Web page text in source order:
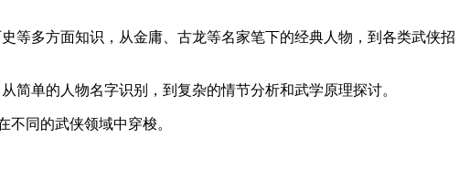
等多方面知识，从金庸、古龙等名家笔下的经典人物，到各类武侠招
单的人物名字识别，到复杂的情节分析和武学原理探讨。
不同的武侠领域中穿梭。